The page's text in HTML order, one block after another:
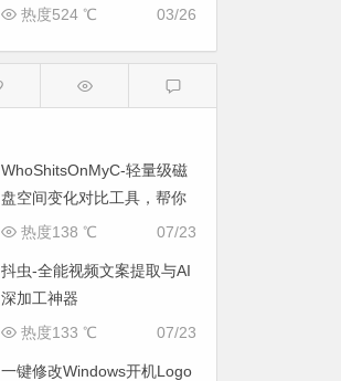
工具 03/26
热度524 ℃
WhoShitsOnMyC-轻量级磁
盘空间变化对比工具，帮你
找出“吃掉”空间的罪魁祸首
07/23
热度138 ℃
抖虫-全能视频文案提取与AI
深加工神器
07/23
热度133 ℃
一键修改Windows开机Logo